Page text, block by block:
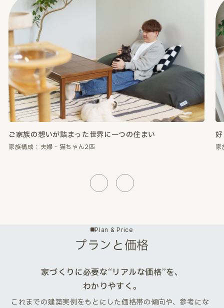
好きなものに囲まれて、心が満たされる暮らし。
家族構成：夫婦・猫ちゃん2匹 家
Plan & Price
プランと価格
家づくりに必要な“リアルな価格”を、
わかりやすく。
これまでの建築実例をもとにした価格帯の傾向や、参考にな